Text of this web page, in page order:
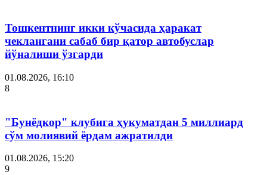
Тошкентнинг икки кўчасида ҳаракат
чеклангани сабаб бир қатор автобуслар
йўналиши ўзгарди
01.08.2026, 16:10
8
"Бунёдкор" клубига ҳукуматдан 5 миллиард
сўм молиявий ёрдам ажратилди
01.08.2026, 15:20
9